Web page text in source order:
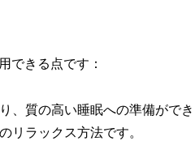
できる点です：
、質の高い睡眠への準備がで
リラックス方法です。